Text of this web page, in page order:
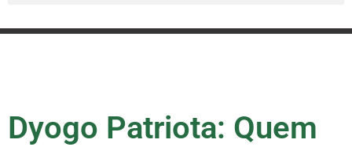
Dyogo Patriota: Quem